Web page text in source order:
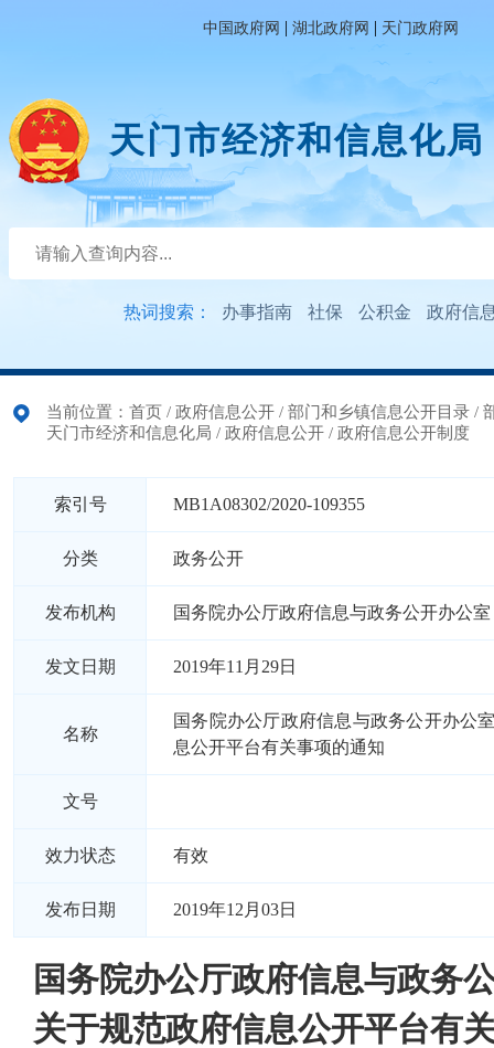
中国政府网 | 湖北政府网 | 天门政府网
天门市经济和信息化局
热词搜索： 办事指南 社保 公积金 政府信
当前位置： 首页 / 政府信息公开 / 部门和乡镇信息公开目录 /
天门市经济和信息化局 / 政府信息公开 / 政府信息公开制度
索引号 MB1A08302/2020-109355
分类 政务公开
发布机构 国务院办公厅政府信息与政务公开办公室
发文日期 2019年11月29日
名称
国务院办公厅政府信息与政务公开办公
息公开平台有关事项的通知
文号
效力状态 有效
发布日期 2019年12月03日
国务院办公厅政府信息与政务
关于规范政府信息公开平台有